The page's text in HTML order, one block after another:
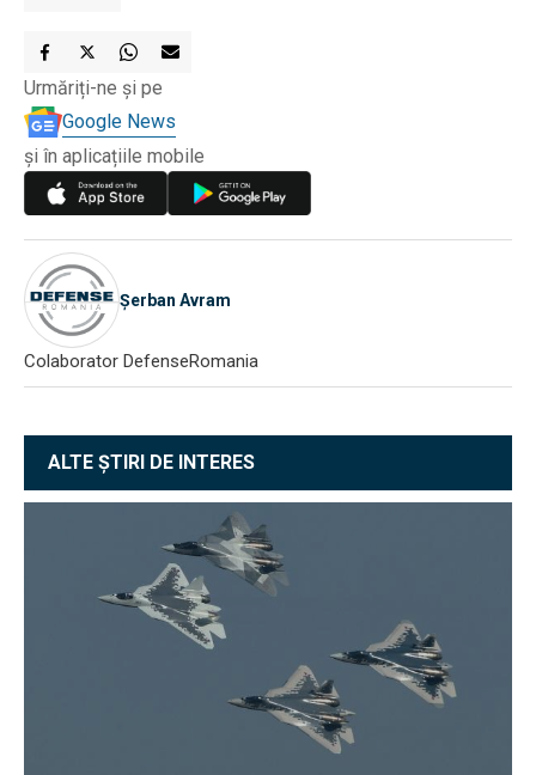
Urmăriți-ne și pe
Google News
și în aplicațiile mobile
Șerban Avram
Colaborator DefenseRomania
ALTE ȘTIRI DE INTERES